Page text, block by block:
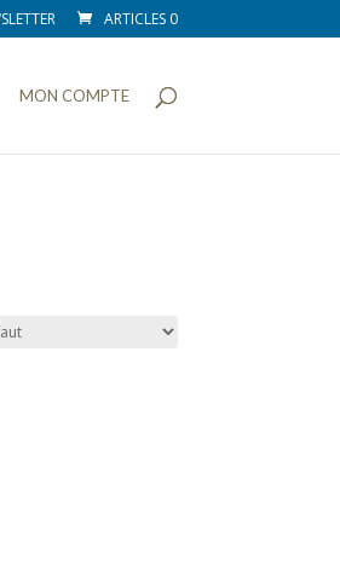
ARTICLES 0
MON COMPTE